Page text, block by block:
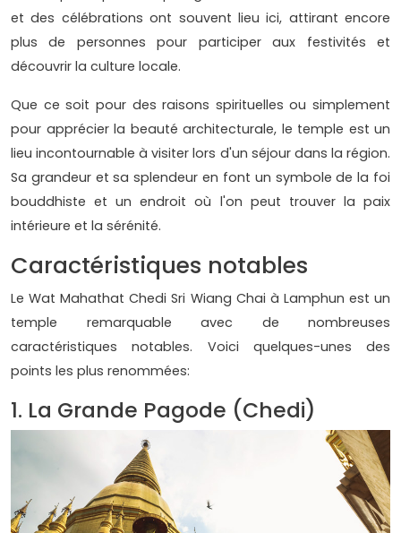
et des célébrations ont souvent lieu ici, attirant encore
plus de personnes pour participer aux festivités et
découvrir la culture locale.
Que ce soit pour des raisons spirituelles ou simplement
pour apprécier la beauté architecturale, le temple est un
lieu incontournable à visiter lors d'un séjour dans la région.
Sa grandeur et sa splendeur en font un symbole de la foi
bouddhiste et un endroit où l'on peut trouver la paix
intérieure et la sérénité.
Caractéristiques notables
Le Wat Mahathat Chedi Sri Wiang Chai à Lamphun est un
temple remarquable avec de nombreuses
caractéristiques notables. Voici quelques-unes des
points les plus renommées:
1. La Grande Pagode (Chedi)